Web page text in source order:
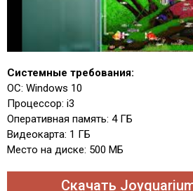
Системные требования:
ОС: Windows 10
Процессор: i3
Оперативная память: 4 ГБ
Видеокарта: 1 ГБ
Место на диске: 500 МБ
Скачать